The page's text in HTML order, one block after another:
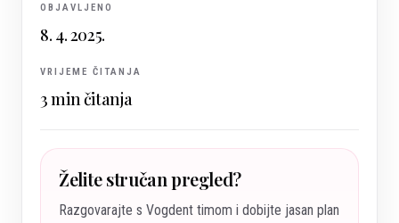
OBJAVLJENO
8. 4. 2025.
VRIJEME ČITANJA
3min čitanja
Želite stručan pregled?
Razgovarajte s Vogdent timom i dobijte jasan plan